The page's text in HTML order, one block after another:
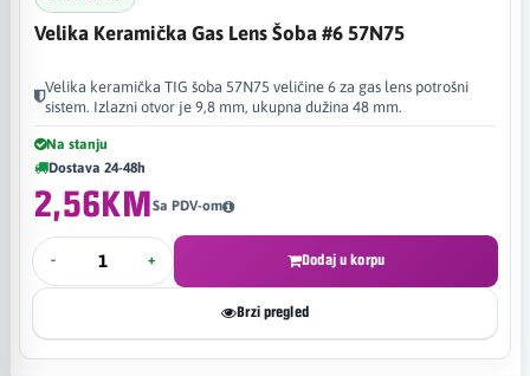
Velika Keramička Gas Lens Šoba #6 57N75
Velika keramička TIG šoba 57N75 veličine 6 za gas lens potrošni
sistem. Izlazni otvor je 9,8 mm, ukupna dužina 48 mm.
Na stanju
Dostava 24-48h
2,56KMSa PDV-om
- + Dodaj u korpu
Brzi pregled